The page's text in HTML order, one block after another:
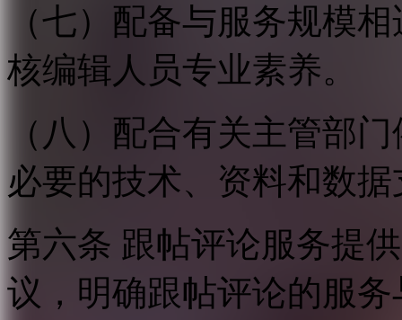
（七）配备与服务规模
核编辑人员专业素养。
（八）配合有关主管部
必要的技术、资料和数
第六条 跟帖评论服务提
议，明确跟帖评论的服